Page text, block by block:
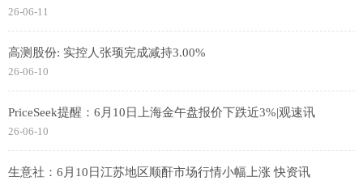
26-06-11
高测股份: 实控人张顼完成减持3.00%
26-06-10
PriceSeek提醒：6月10日上海金午盘报价下跌近3%|观速讯
26-06-10
生意社：6月10日江苏地区顺酐市场行情小幅上涨 快资讯